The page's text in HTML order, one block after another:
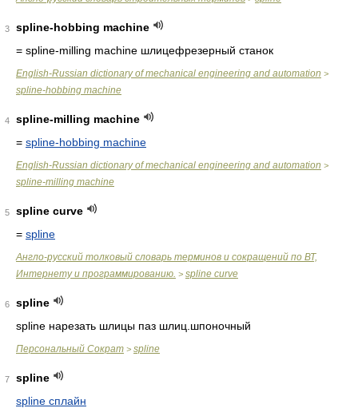
3
spline-hobbing machine
= spline-milling machine шлицефрезерный станок
English-Russian dictionary of mechanical engineering and automation >
spline-hobbing machine
4
spline-milling machine
= spline-hobbing machine
English-Russian dictionary of mechanical engineering and automation >
spline-milling machine
5
spline curve
= spline
Англо-русский толковый словарь терминов и сокращений по ВТ,
Интернету и программированию. > spline curve
6
spline
spline нарезать шлицы паз шлиц.шпоночный
Персональный Сократ > spline
7
spline
spline сплайн